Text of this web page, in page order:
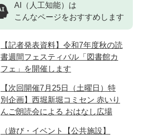
AI（人工知能）は
こんなページをおすすめします
【記者発表資料】令和7年度秋の読
書週間フェスティバル「図書館カ
フェ」を開催します
【次回開催7月25日（土曜日）特
別企画】西堀新堀コミセン 赤いり
んご朗読会による おはなし広場
（遊び・イベント【公共施設】